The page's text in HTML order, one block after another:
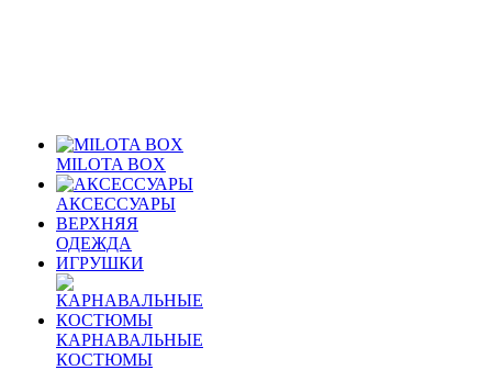
MILOTA BOX
АКСЕССУАРЫ
ВЕРХНЯЯ
ОДЕЖДА
ИГРУШКИ
КАРНАВАЛЬНЫЕ
КОСТЮМЫ